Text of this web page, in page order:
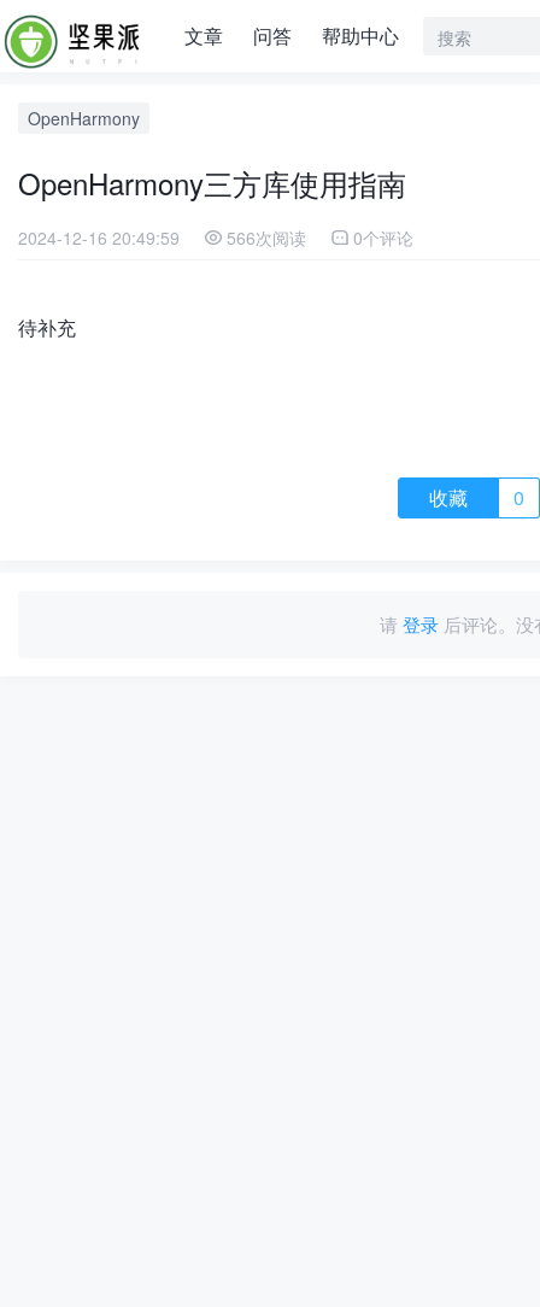
文章 问答 帮助中心
OpenHarmony
OpenHarmony三方库使用指南
2024-12-16 20:49:59 566次阅读 0个评论
待补充
收藏 0
请登录后评论。没